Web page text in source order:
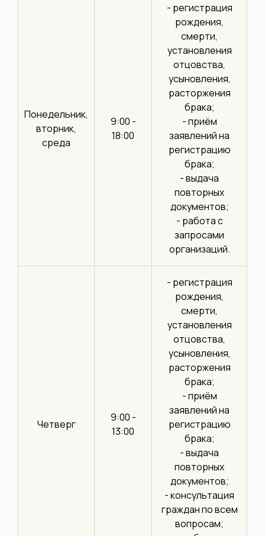
Понедельник,
вторник,
среда
9:00 -
18:00
- регистрация
рождения,
смерти,
установления
отцовства,
усыновления,
расторжения
брака;
- приём
заявлений на
регистрацию
брака;
- выдача
повторных
документов;
- работа с
запросами
организаций.
Четверг
9:00 -
13:00
- регистрация
рождения,
смерти,
установления
отцовства,
усыновления,
расторжения
брака;
- приём
заявлений на
регистрацию
брака;
- выдача
повторных
документов;
- консультация
граждан по всем
вопросам;